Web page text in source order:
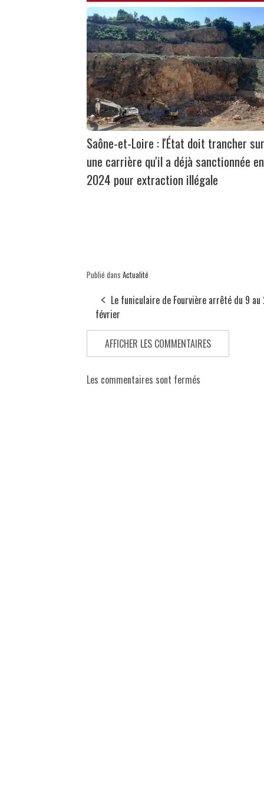
Saône-et-Loire : l'État doit trancher sur
une carrière qu'il a déjà sanctionnée en
2024 pour extraction illégale
Publié dans Actualité
Le funiculaire de Fourvière arrêté du 9 au
février
AFFICHER LES COMMENTAIRES
Les commentaires sont fermés